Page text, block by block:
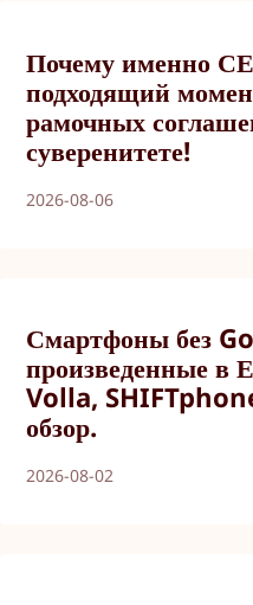
Почему именно
подходящий
рамочных
суверенитете!
2026-08-06
Смартфоны без
произведенные в
Volla,
обзор.
2026-08-02